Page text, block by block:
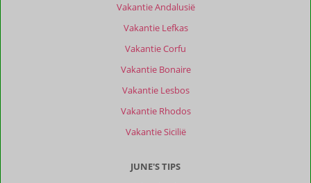
Vakantie Andalusië
Vakantie Lefkas
Vakantie Corfu
Vakantie Bonaire
Vakantie Lesbos
Vakantie Rhodos
Vakantie Sicilië
JUNE'S TIPS